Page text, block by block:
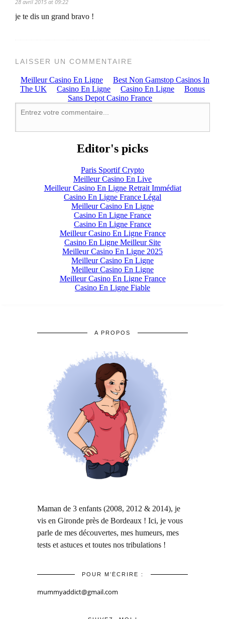
28 avril 2015 at 09:22
je te dis un grand bravo !
LAISSER UN COMMENTAIRE
A PROPOS
Maman de 3 enfants (2008, 2012 & 2014), je
vis en Gironde près de Bordeaux ! Ici, je vous
parle de mes découvertes, mes humeurs, mes
tests et astuces et toutes nos tribulations !
POUR M’ÉCRIRE :
mummyaddict@gmail.com